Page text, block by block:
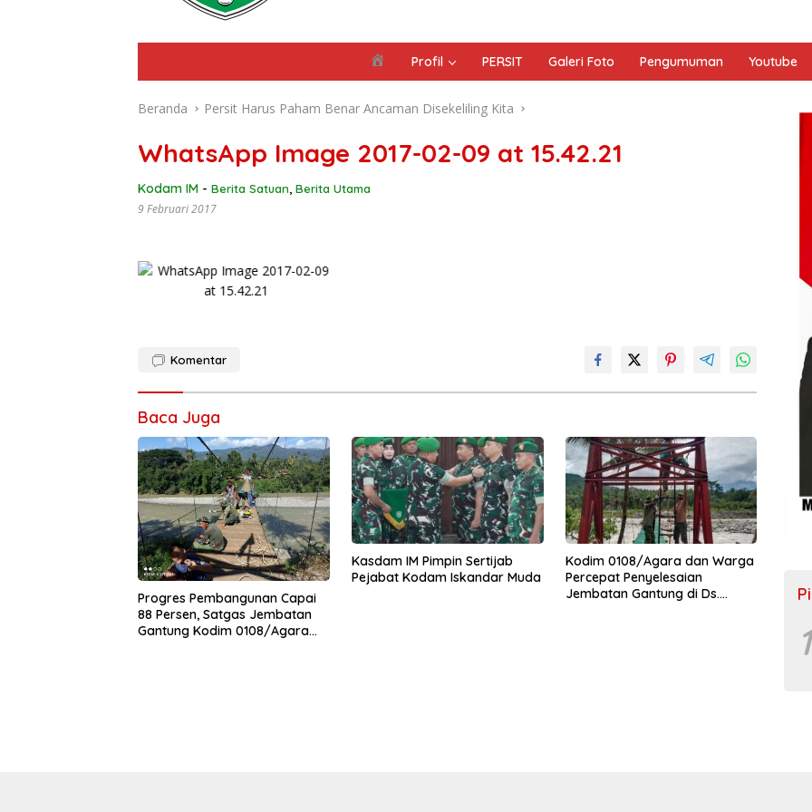
e
a
d
a
Profil PERSIT Galeri Foto Pengumuman Youtube
Beranda Persit Harus Paham Benar Ancaman Disekeliling Kita
WhatsApp Image 2017-02-09 at 15.42.21
Kodam IM - Berita Satuan, Berita Utama
9 Februari 2017
Komentar
Baca Juga
Progres Pembangunan Capai
88 Persen, Satgas Jembatan
Gantung Kodim 0108/Agara
Kasdam IM Pimpin Sertijab
Pejabat Kodam Iskandar Muda
Kodim 0108/Agara dan Warga
Percepat Penyelesaian
Jembatan Gantung di Ds.
1